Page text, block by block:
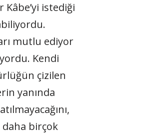
istediği
mutlu ediyor
Kendi
yanında
daha birçok